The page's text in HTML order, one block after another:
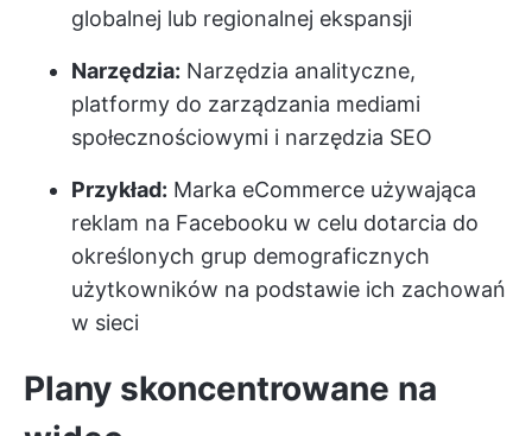
globalnej lub regionalnej ekspansji
Narzędzia: Narzędzia analityczne,
platformy do zarządzania mediami
społecznościowymi i narzędzia SEO
Przykład: Marka eCommerce używająca
reklam na Facebooku w celu dotarcia do
określonych grup demograficznych
użytkowników na podstawie ich zachowań
w sieci
Plany skoncentrowane na